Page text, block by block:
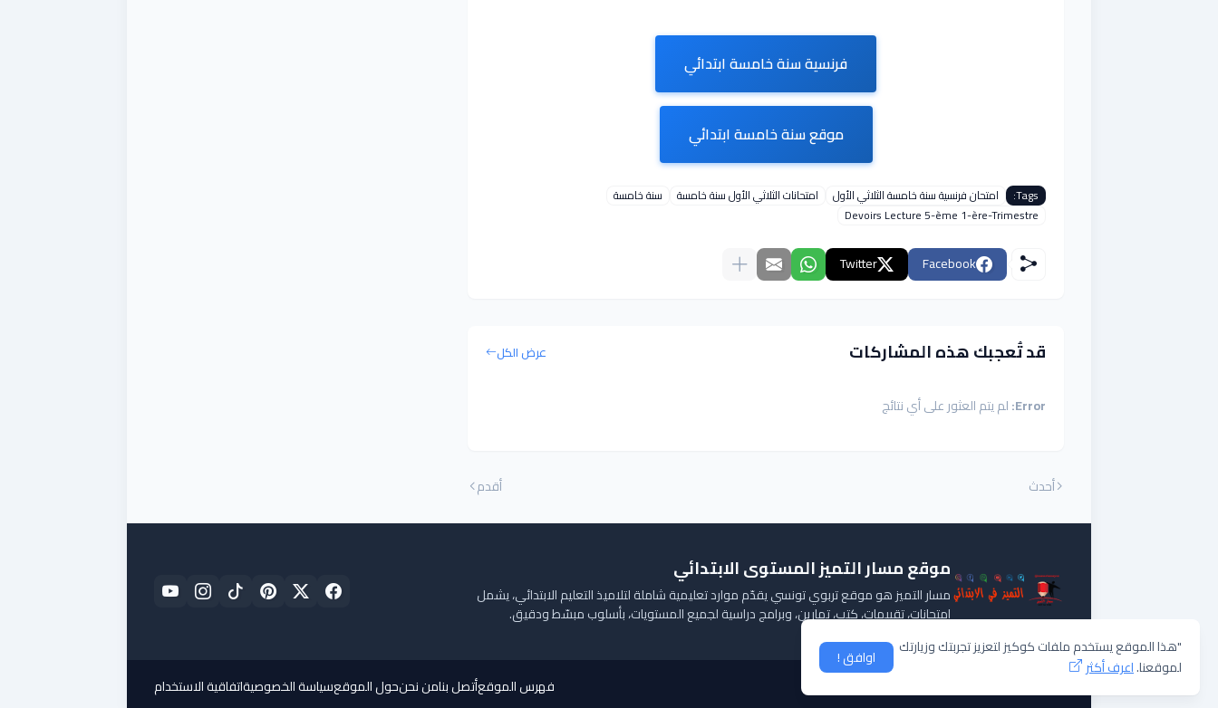
فرنسية سنة خامسة ابتدائي
موقع سنة خامسة ابتدائي
Tags: امتحان فرنسية سنة خامسة الثلاثي الأول امتحانات الثلاثي الأول سنة خامسة
سنة خامسة
Devoirs Lecture 5-ème 1-ère-Trimestre
Facebook
Twitter
قد تُعجبك هذه المشاركات عرض الكل
Error: لم يتم العثور على أي نتائج
أحدث أقدم
موقع مسار التميز المستوى الابتدائي
مسار التميز هو موقع تربوي تونسي يقدّم موارد تعليمية شاملة لتلاميذ التعليم الابتدائي، يشمل
امتحانات، تقييمات، كتب، تمارين، وبرامج دراسية لجميع المستويات، بأسلوب مبسّط ودقيق.
فهرس الموقعأتصل بنامن نحنحول الموقعسياسة الخصوصيةاتفاقية الاستخدام
"هذا الموقع يستخدم ملفات كوكيز لتعزيز تجربتك وزيارتك
لموقعنا.اعرف أكثر اوافق !